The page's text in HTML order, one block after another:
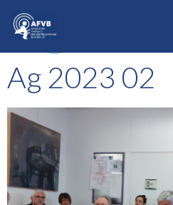
Ag 2023 02